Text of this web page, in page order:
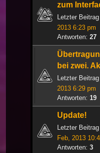
zum
Letzter
2013 6:23 pm
Antworten: 27
bei zwei.
Letzter
2013 6:29 pm
Antworten: 19
Update!
Letzter
Feb, 2013
Antworten: 3